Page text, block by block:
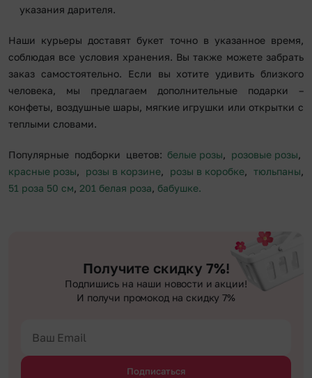
указания дарителя.
Наши курьеры доставят букет точно в указанное время,
соблюдая все условия хранения. Вы также можете забрать
заказ самостоятельно. Если вы хотите удивить близкого
человека, мы предлагаем дополнительные подарки –
конфеты, воздушные шары, мягкие игрушки или открытки с
теплыми словами.
Популярные подборки цветов: белые розы, розовые розы,
красные розы, розы в корзине, розы в коробке, тюльпаны,
51 роза 50 см, 201 белая роза, бабушке.
Получите скидку 7%!
Подпишись на наши новости и акции!
И получи промокод на скидку 7%
Подписаться